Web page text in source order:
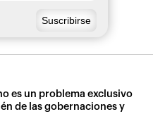
es un problema exclusivo
de las gobernaciones y